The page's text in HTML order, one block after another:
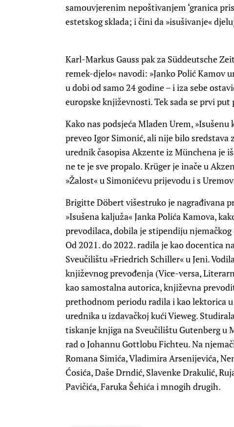
samouvjerenim nepoštivanjem ‘granica
estetskog sklada; i čini da »isušivanje«
Karl-Markus Gauss pak za Süddeutsche
remek-djelo« navodi: »Janko Polić Kamov
u dobi od samo 24 godine – i iza sebe
europske književnosti. Tek sada se prvi
Kako nas podsjeća Mladen Urem,
preveo Igor Simonić, ali nije bilo
urednik časopisa Akzente iz Münchena je
ne te je sve propalo. Krüger je inače u
»Žalost« u Simonićevu prijevodu i s
Brigitte Döbert višestruko je nagrađivana
»Isušena kaljuža« Janka Polića Kamova,
prevodilaca, dobila je stipendiju
Od 2021. do 2022. radila je kao docentica
Sveučilištu »Friedrich Schiller« u Jeni.
književnog prevođenja (Vice-versa,
kao samostalna autorica, književna
prethodnom periodu radila i kao lektorica
urednika u izdavačkoj kući Vieweg.
tiskanje knjiga na Sveučilištu Gutenberg u
rad o Johannu Gottlobu Fichteu. Na
Romana Simića, Vladimira Arsenijevića,
Ćosića, Daše Drndić, Slavenke Drakulić,
Pavičića, Faruka Šehića i mnogih drugih.